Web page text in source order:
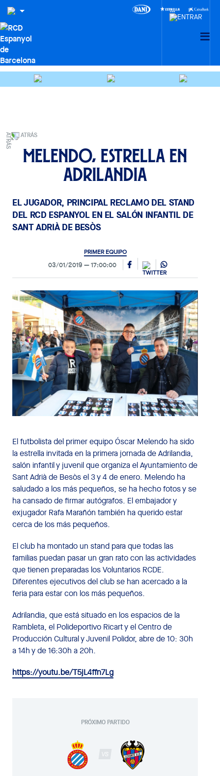
ATRÁS
Melendo, estrella en
Adrilandia
EL JUGADOR, PRINCIPAL RECLAMO DEL STAND
DEL RCD ESPANYOL EN EL SALÓN INFANTIL DE
SANT ADRIÀ DE BESÒS
PRIMER EQUIPO
03/01/2019 17:00:00
El futbolista del primer equipo Óscar Melendo ha sido
la estrella invitada en la primera jornada de Adrilandia,
salón infantil y juvenil que organiza el Ayuntamiento de
Sant Adrià de Besòs el 3 y 4 de enero. Melendo ha
saludado a los más pequeños, se ha hecho fotos y se
ha cansado de firmar autógrafos. El embajador y
exjugador Rafa Marañón también ha querido estar
cerca de los más pequeños.
El club ha montado un stand para que todas las
familias puedan pasar un gran rato con las actividades
que tienen preparadas los Voluntarios RCDE.
Diferentes ejecutivos del club se han acercado a la
feria para estar con los más pequeños.
Adrilandia, que está situado en los espacios de la
Rambleta, el Polideportivo Ricart y el Centro de
Producción Cultural y Juvenil Polidor, abre de 10: 30h
a 14h y de 16:30h a 20h.
https://youtu.be/T5jL4ffn7Lg
PRÓXIMO PARTIDO
VS